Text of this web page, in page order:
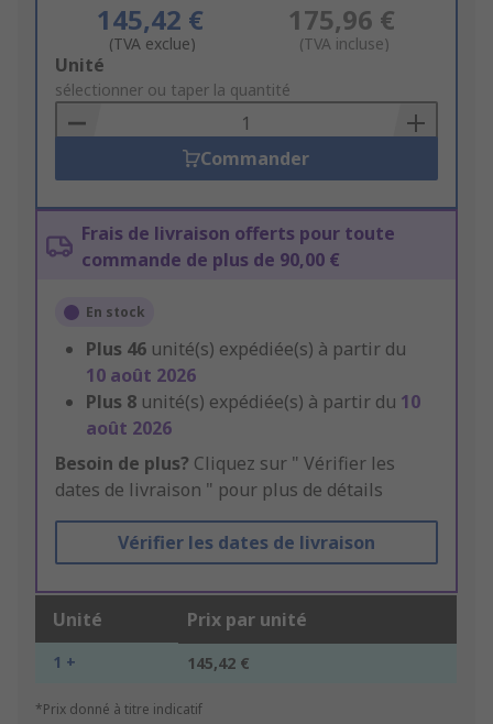
145,42 €
(TVA exclue)
175,96 €
(TVA incluse)
Add
to
Basket
Unité
sélectionner ou taper la quantité
Commander
Frais de livraison offerts pour toute
commande de plus de 90,00 €
En stock
Plus 46 unité(s) expédiée(s) à partir du
10 août 2026
Plus 8 unité(s) expédiée(s) à partir du 10
août 2026
Besoin de plus? Cliquez sur " Vérifier les
dates de livraison " pour plus de détails
Vérifier les dates de livraison
Unité Prix par unité
1 + 145,42 €
*Prix donné à titre indicatif